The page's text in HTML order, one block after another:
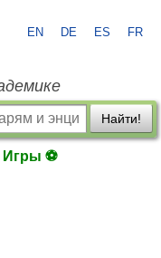
EN DE ES FR
Найти!
Игры ⚽